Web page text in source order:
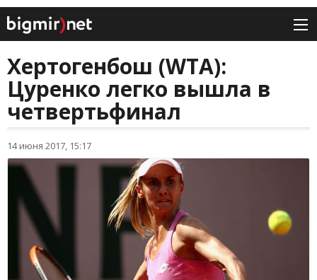
Хертогенбош (WTA):
Цуренко легко вышла в
четвертьфинал
14 июня 2017, 15:17